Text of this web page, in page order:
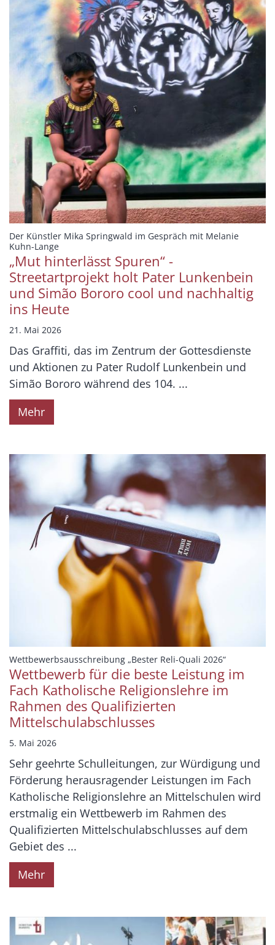
Der Künstler Mika Springwald im Gespräch mit Melanie
Kuhn-Lange:
„Mut hinterlässt Spuren“ -
Streetartprojekt holt Pater Lunkenbein
und Simão Bororo cool und nachhaltig
ins Heute
21. Mai 2026
Das Graffiti, das im Zentrum der Gottesdienste
und Aktionen zu Pater Rudolf Lunkenbein und
Simão Bororo während des 104. ...
Mehr
Wettbewerbsausschreibung „Bester Reli-Quali 2026“:
Wettbewerb für die beste Leistung im
Fach Katholische Religionslehre im
Rahmen des Qualifizierten
Mittelschulabschlusses
5. Mai 2026
Sehr geehrte Schulleitungen, zur Würdigung und
Förderung herausragender Leistungen im Fach
Katholische Religionslehre an Mittelschulen wird
erstmalig ein Wettbewerb im Rahmen des
Qualifizierten Mittelschulabschlusses auf dem
Gebiet des ...
Mehr